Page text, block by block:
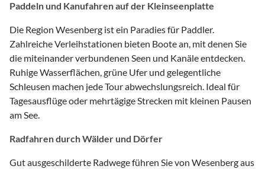
Paddeln und Kanufahren auf der Kleinseenplatte
Die Region Wesenberg ist ein Paradies für Paddler.
Zahlreiche Verleihstationen bieten Boote an, mit denen Sie
die miteinander verbundenen Seen und Kanäle entdecken.
Ruhige Wasserflächen, grüne Ufer und gelegentliche
Schleusen machen jede Tour abwechslungsreich. Ideal für
Tagesausflüge oder mehrtägige Strecken mit kleinen Pausen
am See.
Radfahren durch Wälder und Dörfer
Gut ausgeschilderte Radwege führen Sie von Wesenberg aus